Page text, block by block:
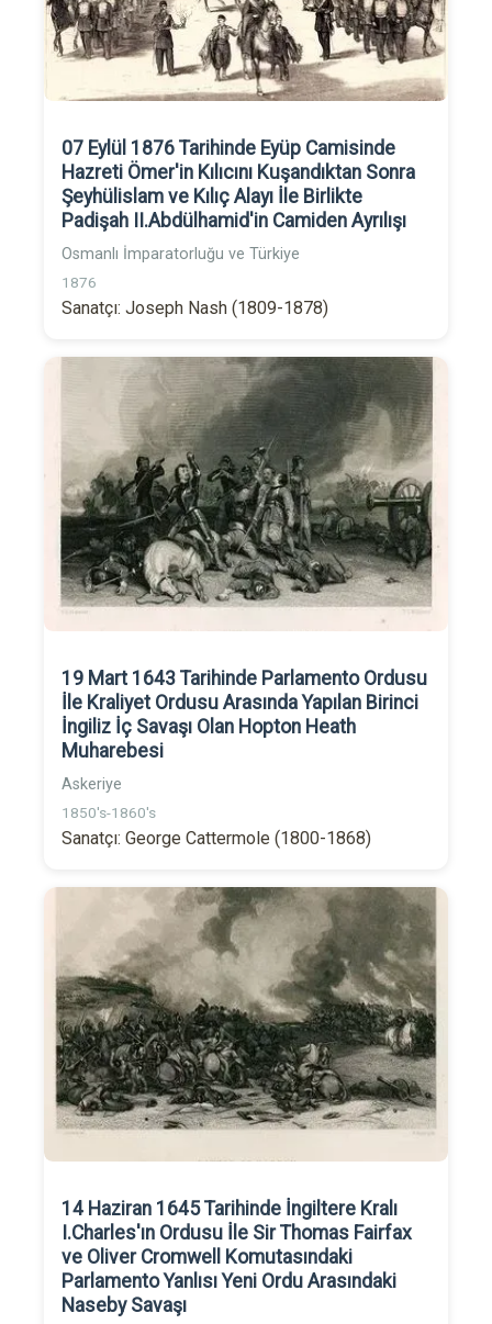
07 Eylül 1876 Tarihinde Eyüp Camisinde
Hazreti Ömer'in Kılıcını Kuşandıktan Sonra
Şeyhülislam ve Kılıç Alayı İle Birlikte
Padişah II.Abdülhamid'in Camiden Ayrılışı
Osmanlı İmparatorluğu ve Türkiye
1876
Sanatçı: Joseph Nash (1809-1878)
19 Mart 1643 Tarihinde Parlamento Ordusu
İle Kraliyet Ordusu Arasında Yapılan Birinci
İngiliz İç Savaşı Olan Hopton Heath
Muharebesi
Askeriye
1850's-1860's
Sanatçı: George Cattermole (1800-1868)
14 Haziran 1645 Tarihinde İngiltere Kralı
I.Charles'ın Ordusu İle Sir Thomas Fairfax
ve Oliver Cromwell Komutasındaki
Parlamento Yanlısı Yeni Ordu Arasındaki
Naseby Savaşı